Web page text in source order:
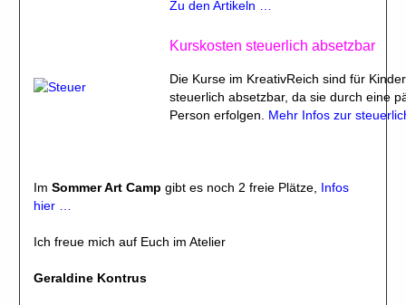
Zu den Artikeln …
Kurskosten steuerlich absetzbar
Die Kurse im KreativReich sind für
steuerlich absetzbar, da sie durch eine
Person erfolgen. Mehr Infos zur
ImSommer Art Camp gibt es noch 2 freie Plätze, Infos
hier …
Ich freue mich auf Euch im Atelier
Geraldine Kontrus